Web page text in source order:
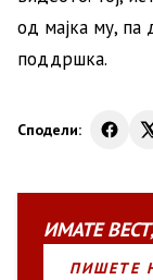
од мајка му, па
поддршка.
Сподели:
ИМАТЕВЕСТ,
ПИШЕТЕ